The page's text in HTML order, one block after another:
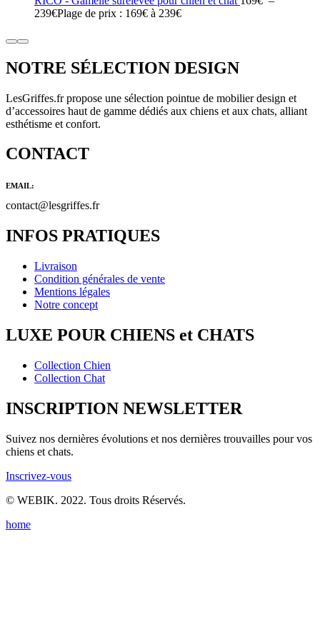
239€Plage de prix : 169€ à 239€
NOTRE SÉLECTION DESIGN
LesGriffes.fr propose une sélection pointue de mobilier design et
d’accessoires haut de gamme dédiés aux chiens et aux chats, alliant
esthétisme et confort.
CONTACT
EMAIL:
contact@lesgriffes.fr
INFOS PRATIQUES
Livraison
Condition générales de vente
Mentions légales
Notre concept
LUXE POUR CHIENS et CHATS
Collection Chien
Collection Chat
INSCRIPTION NEWSLETTER
Suivez nos dernières évolutions et nos dernières trouvailles pour vos
chiens et chats.
Inscrivez-vous
© WEBIK. 2022. Tous droits Réservés.
home